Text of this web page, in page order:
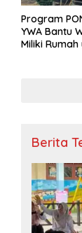
Program
YWA Bantu
Miliki
Berita